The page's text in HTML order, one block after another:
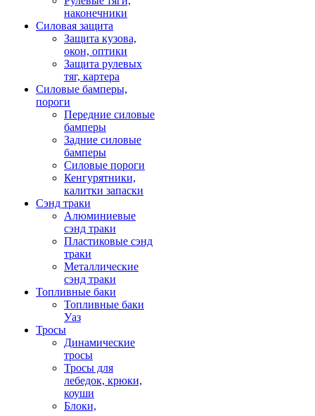
наконечники
Силовая защита
Защита кузова,
окон, оптики
Защита рулевых
тяг, картера
Силовые бамперы,
пороги
Передние силовые
бамперы
Задние силовые
бамперы
Силовые пороги
Кенгурятники,
калитки запаски
Сэнд траки
Алюминиевые
сэнд траки
Пластиковые сэнд
траки
Металлические
сэнд траки
Топливные баки
Топливные баки
Уаз
Тросы
Динамические
тросы
Тросы для
лебедок, крюки,
коуши
Блоки,